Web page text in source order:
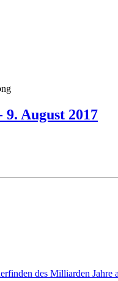
9. August 2017